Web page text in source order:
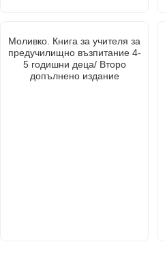
Моливко. Книга за учителя за
предучилищно възпитание 4-
5 годишни деца/ Второ
допълнено издание